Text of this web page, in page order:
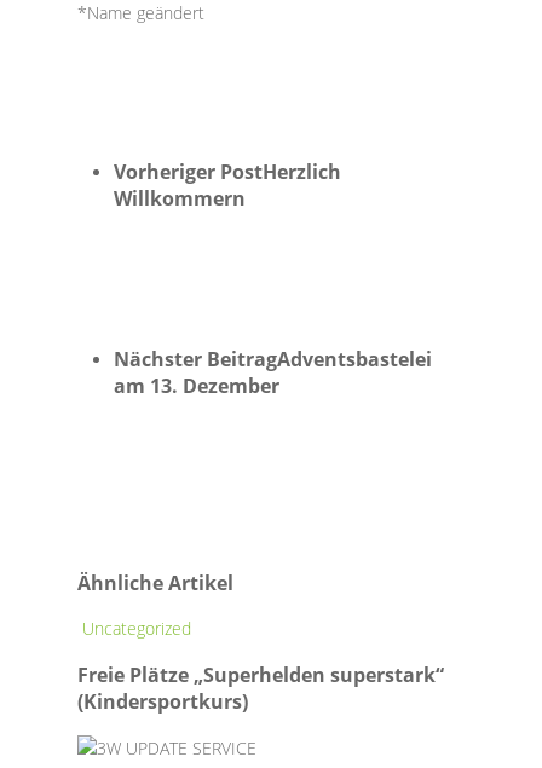
*Name geändert
Vorheriger PostHerzlich
Willkommern
Nächster BeitragAdventsbastelei
am 13. Dezember
Ähnliche Artikel
Uncategorized
„Superhelden
superstark“
Freie Plätze „Superhelden superstark“
(Kindersportkurs)